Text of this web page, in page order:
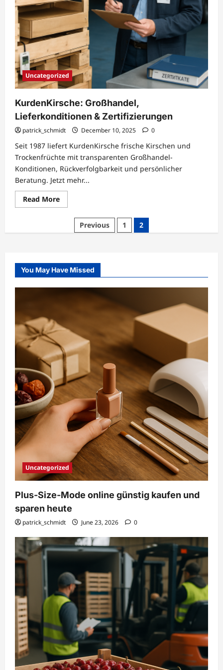
Uncategorized
KurdenKirsche: Großhandel,
Lieferkonditionen & Zertifizierungen
patrick_schmidt December 10, 2025 0
Seit 1987 liefert KurdenKirsche frische Kirschen und
Trockenfrüchte mit transparenten Großhandel-
Konditionen, Rückverfolgbarkeit und persönlicher
Beratung. Jetzt mehr...
Read MoreRead
more
KurdenKirsche:
Großhandel,
Lieferkonditionen
Previous 1 2
You May Have Missed
Uncategorized
Plus-Size-Mode online günstig kaufen und
sparen heute
patrick_schmidt June 23, 2026 0